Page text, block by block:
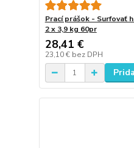
Prací prášok - Surfovať
2 x 3,9 kg 60pr
28,41 €
23,10 € bez DPH